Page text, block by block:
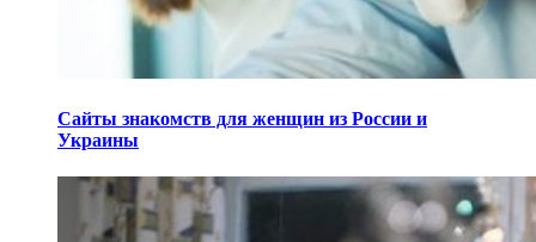
Сайты знакомств для женщин из России и
Украины